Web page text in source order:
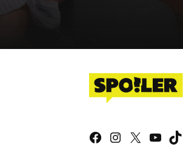
Facebook
X